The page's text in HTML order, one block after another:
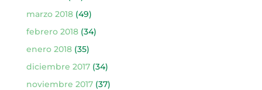
marzo 2018(49)
febrero 2018(34)
enero 2018(35)
diciembre 2017(34)
noviembre 2017(37)